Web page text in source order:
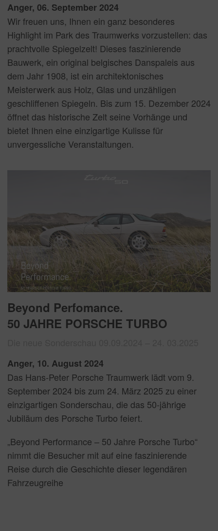
Anger, 06. September 2024
Wir freuen uns, Ihnen ein ganz besonderes
Highlight im Park des Traumwerks vorzustellen: das
prachtvolle Spiegelzelt! Dieses faszinierende
Bauwerk, ein original belgisches Danspaleis aus
dem Jahr 1908, ist ein architektonisches
Meisterwerk aus Holz, Glas und unzähligen
geschliffenen Spiegeln. Bis zum 15. Dezember 2024
öffnet das historische Zelt seine Vorhänge und
bietet Ihnen eine einzigartige Kulisse für
unvergessliche Veranstaltungen.
Beyond Perfomance.
50 JAHRE PORSCHE TURBO
Anger, 10. August 2024
Das Hans-Peter Porsche Traumwerk lädt vom 9.
September 2024 bis zum 24. März 2025 zu einer
einzigartigen Sonderschau, die das 50-jährige
Jubiläum des Porsche Turbo feiert.
„Beyond Performance – 50 Jahre Porsche Turbo“
nimmt die Besucher mit auf eine faszinierende
Reise durch die Geschichte dieser legendären
Fahrzeugreihe